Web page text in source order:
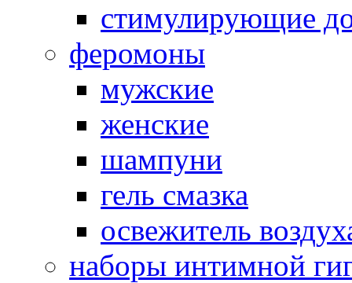
стимулирующие
феромоны
мужские
женские
шампуни
гель смазка
освежитель
наборы интимной